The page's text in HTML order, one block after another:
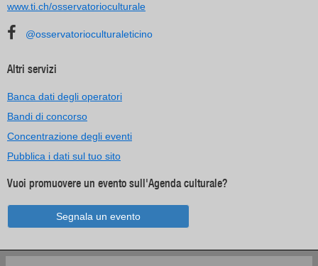
www.ti.ch/osservatorioculturale
@osservatorioculturaleticino
Altri servizi
Banca dati degli operatori
Bandi di concorso
Concentrazione degli eventi
Pubblica i dati sul tuo sito
Vuoi promuovere un evento sull'Agenda culturale?
Segnala un evento